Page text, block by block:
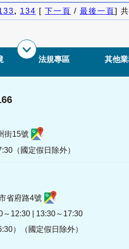
, 134 [ 下一頁 / 最後一頁]
法規專區 其他
街15號
（國定假日除外）
省府路4號
12:30 | 13:30～17:30
）（國定假日除外）